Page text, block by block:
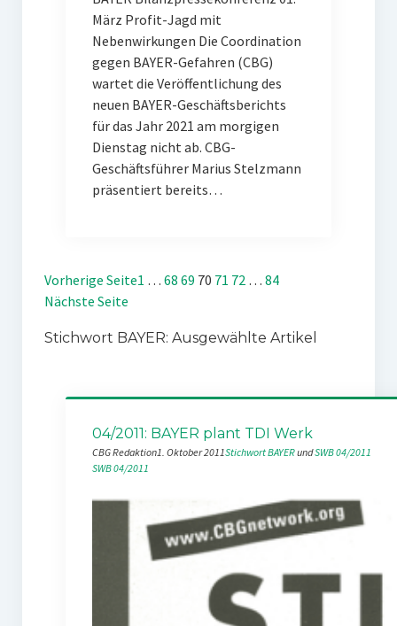
März Profit-Jagd mit
Nebenwirkungen Die Coordination
gegen BAYER-Gefahren (CBG)
wartet die Veröffentlichung des
neuen BAYER-Geschäftsberichts
für das Jahr 2021 am morgigen
Dienstag nicht ab. CBG-
Geschäftsführer Marius Stelzmann
präsentiert bereits…
Vorherige Seite1 … 68 69 70 71 72 … 84
Nächste Seite
Stichwort BAYER: Ausgewählte Artikel
04/2011: BAYER plant TDI Werk
CBG Redaktion1. Oktober 2011Stichwort BAYER und SWB 04/2011
SWB 04/2011